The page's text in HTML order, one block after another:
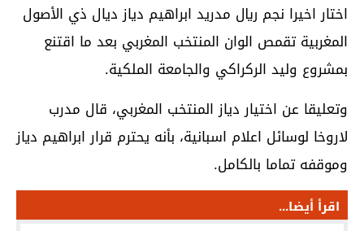
اختار اخيرا نجم ريال مدريد ابراهيم دياز ديال ذي الأصول
المغربية تقمص الوان المنتخب المغربي بعد ما اقتنع
بمشروع وليد الركراكي والجامعة الملكية.
وتعليقا عن اختيار دياز المنتخب المغربي، قال مدرب
لاروخا لوسائل اعلام اسبانية، بأنه يحترم قرار ابراهيم دياز
وموقفه تماما بالكامل.
اقرأ أيضا...